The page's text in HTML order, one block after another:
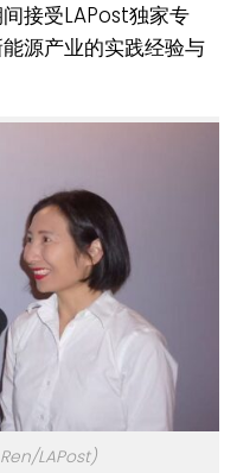
间接受LAPost独家专
源产业的实践经验与
LAPost)